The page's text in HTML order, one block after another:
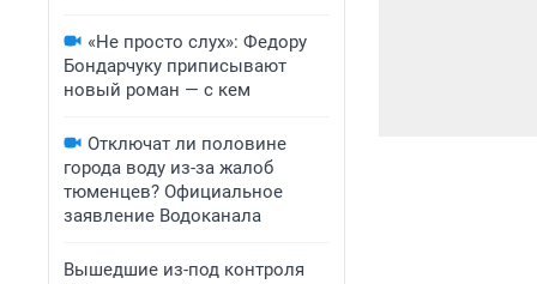
«Не просто слух»: Федору
Бондарчуку приписывают
новый роман — с кем
Отключат ли половине
города воду из-за жалоб
тюменцев? Официальное
заявление Водоканала
Вышедшие из-под контроля